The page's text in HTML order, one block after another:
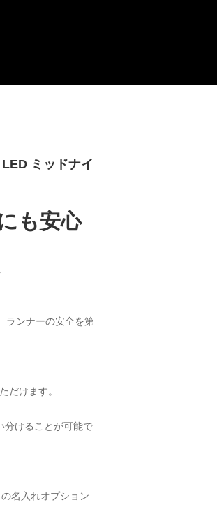
ミッドナイ
も安心
ランナーの安全を第
だけます。
分けることが可能で
名入れオプション